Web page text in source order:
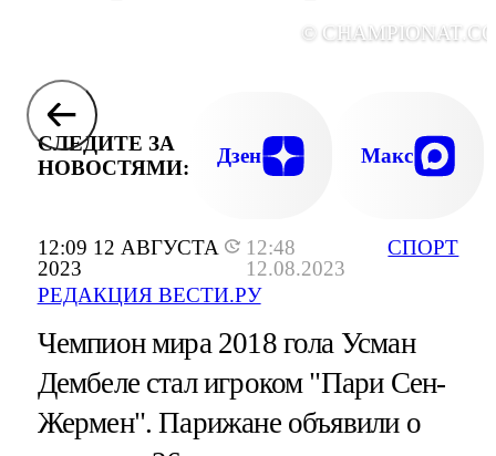
12:09 12 АВГУСТА
2023
12:48
12.08.2023
РЕДАКЦИЯ ВЕСТИ.РУ
СПОРТ
©
СЛЕДИТЕ ЗА
НОВОСТЯМИ:
Дзен Макс
Чемпион мира 2018 гола Усман
Дембеле стал игроком "Пари Сен-
Жермен". Парижане объявили о